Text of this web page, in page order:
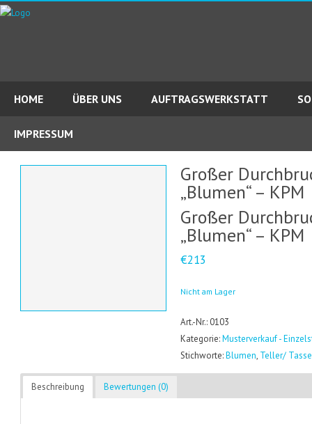
HOME ÜBER UNS AUFTRAGSWERKSTATT
IMPRESSUM
Großer
„Blumen“ – KPM
Großer
„Blumen“ – KPM
€213
Nicht am Lager
Art.-Nr.: 0103
Kategorie:Musterverkauf -
Stichworte:Blumen, Teller/
Beschreibung Bewertungen (0)